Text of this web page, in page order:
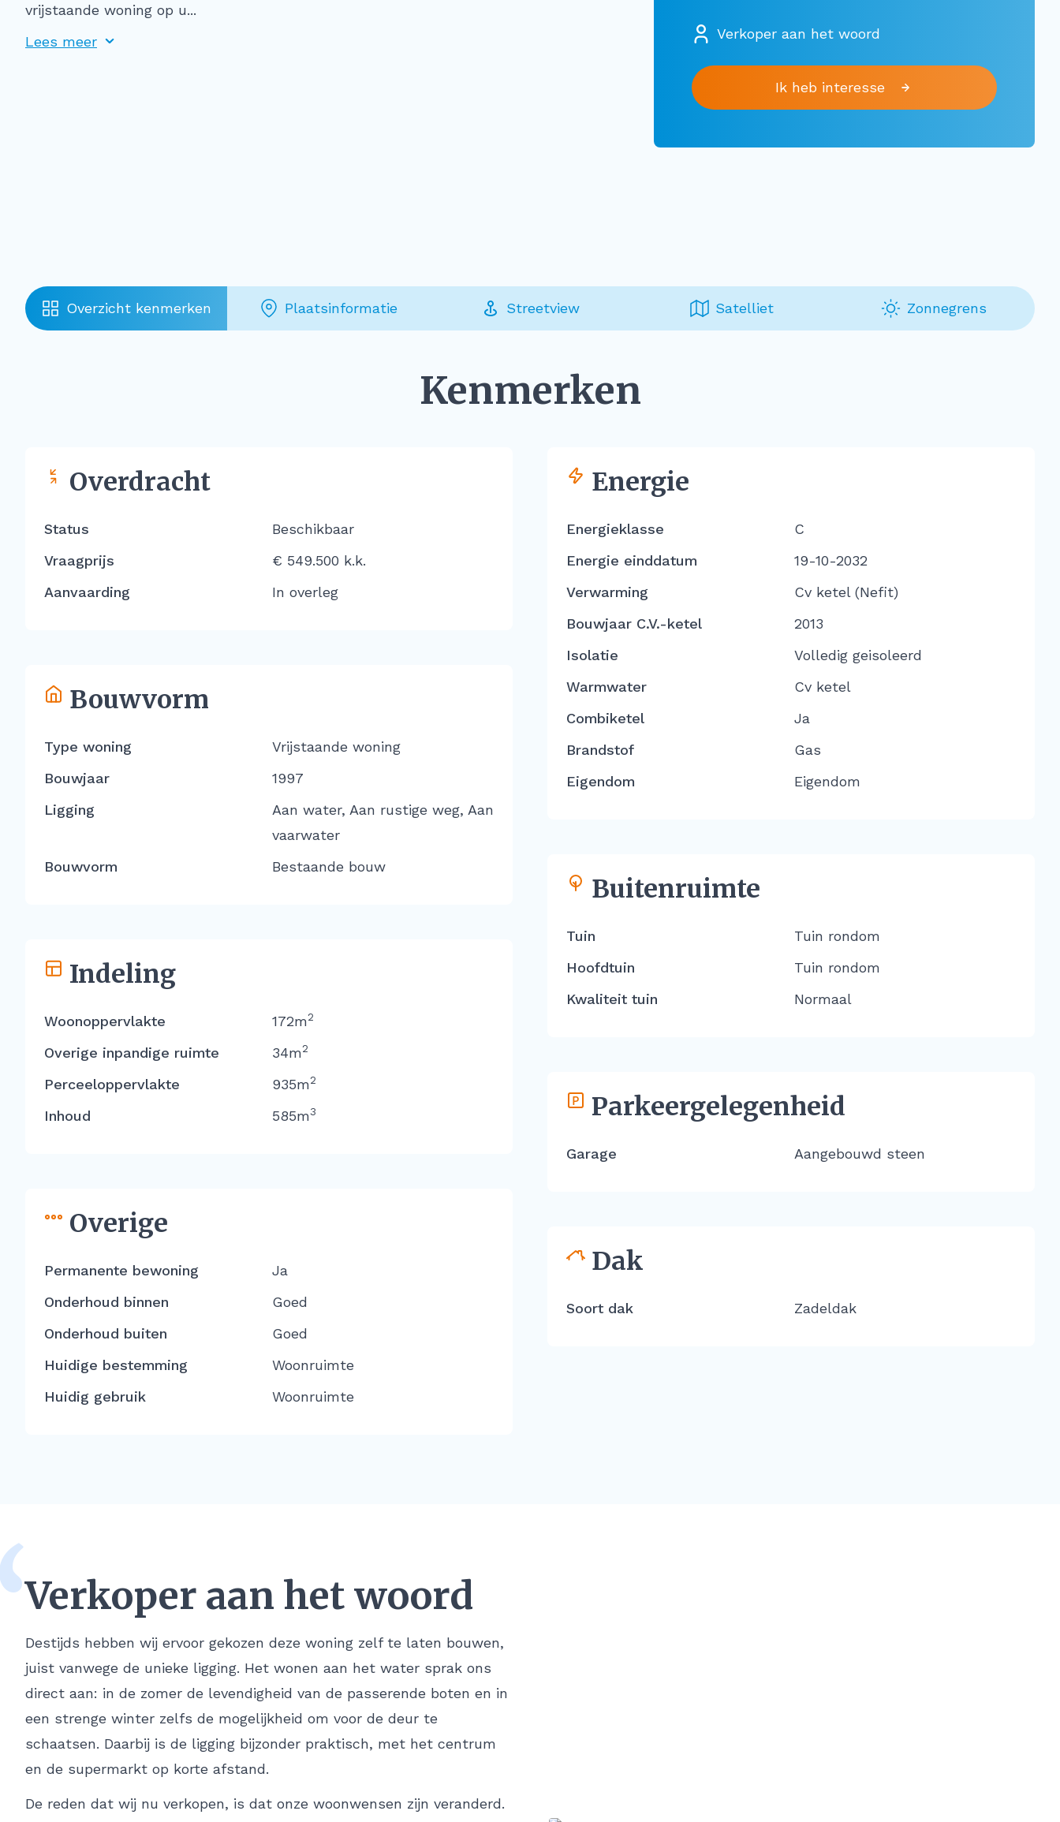
vrijstaande woning op u...
Lees meer
Verkoper aan het woord
Ik heb interesse
Overzicht kenmerken Plaatsinformatie Streetview Satelliet Zonnegrens
Kenmerken
Overdracht
Status
Beschikbaar
Vraagprijs
€ 549.500 k.k.
Aanvaarding
In overleg
Bouwvorm
Type woning
Vrijstaande woning
Bouwjaar
1997
Ligging
Aan water, Aan rustige weg, Aan
vaarwater
Bouwvorm
Bestaande bouw
Indeling
Woonoppervlakte 172m2
Overige inpandige ruimte 34m2
Perceeloppervlakte 935m2
Inhoud 585m3
Overige
Permanente bewoning
Ja
Onderhoud binnen
Goed
Onderhoud buiten
Goed
Huidige bestemming
Woonruimte
Huidig gebruik
Woonruimte
Energie
Energieklasse
C
Energie einddatum
19-10-2032
Verwarming
Cv ketel (Nefit)
Bouwjaar C.V.-ketel
2013
Isolatie
Volledig geisoleerd
Warmwater
Cv ketel
Combiketel
Ja
Brandstof
Gas
Eigendom
Eigendom
Buitenruimte
Tuin
Tuin rondom
Hoofdtuin
Tuin rondom
Kwaliteit tuin
Normaal
Parkeergelegenheid
Garage Aangebouwd steen
Dak
Soort dak Zadeldak
Verkoper aan het woord
Destijds hebben wij ervoor gekozen deze woning zelf te laten bouwen,
juist vanwege de unieke ligging. Het wonen aan het water sprak ons
direct aan: in de zomer de levendigheid van de passerende boten en in
een strenge winter zelfs de mogelijkheid om voor de deur te
schaatsen. Daarbij is de ligging bijzonder praktisch, met het centrum
en de supermarkt op korte afstand.
De reden dat wij nu verkopen, is dat onze woonwensen zijn veranderd.